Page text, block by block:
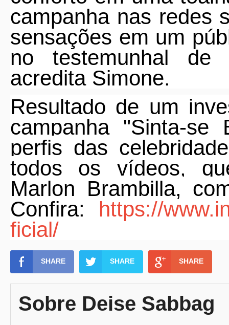
campanha nas redes
sensações em um
no testemunhal de
acredita Simone.
Resultado de um
campanha "Sinta-se
perfis das
todos os vídeos,
Marlon Brambilla,
Confira:
https://
ficial/
SHARE SHARE SHARE
Sobre Deise Sabbag